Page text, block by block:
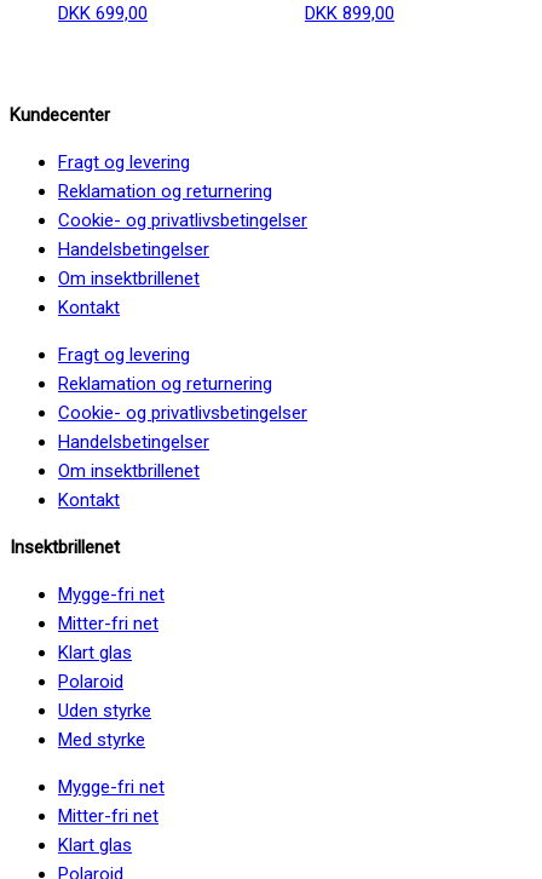
DKK 699,00 DKK899,00
Kundecenter
Fragt og levering
Reklamation og returnering
Cookie- og privatlivsbetingelser
Handelsbetingelser
Om insektbrillenet
Kontakt
Fragt og levering
Reklamation og returnering
Cookie- og privatlivsbetingelser
Handelsbetingelser
Om insektbrillenet
Kontakt
Insektbrillenet
Mygge-fri net
Mitter-fri net
Klart glas
Polaroid
Uden styrke
Med styrke
Mygge-fri net
Mitter-fri net
Klart glas
Polaroid